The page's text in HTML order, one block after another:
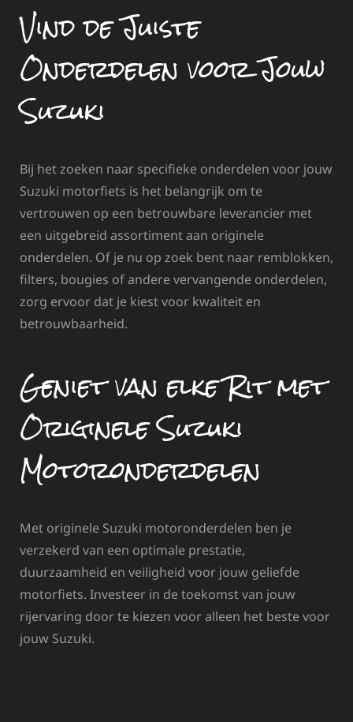
Vind de Juiste
Onderdelen voor Jouw
Suzuki
Bij het zoeken naar specifieke onderdelen voor jouw
Suzuki motorfiets is het belangrijk om te
vertrouwen op een betrouwbare leverancier met
een uitgebreid assortiment aan originele
onderdelen. Of je nu op zoek bent naar remblokken,
filters, bougies of andere vervangende onderdelen,
zorg ervoor dat je kiest voor kwaliteit en
betrouwbaarheid.
Geniet van elke Rit met
Originele Suzuki
Motoronderdelen
Met originele Suzuki motoronderdelen ben je
verzekerd van een optimale prestatie,
duurzaamheid en veiligheid voor jouw geliefde
motorfiets. Investeer in de toekomst van jouw
rijervaring door te kiezen voor alleen het beste voor
jouw Suzuki.